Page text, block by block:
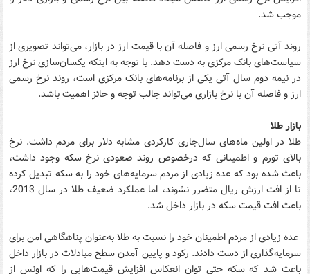
موجب شد.
روند آتی نرخ رسمی ارز و فاصله آن با قیمت ارز در بازار، می‌تواند تصویری از
سیاست‌های بانک مرکزی به دست دهد. با توجه به اینکه یکسان‌سازی نرخ ارز
در نیمه دوم سال آتی یکی از برنامه‌های بانک مرکزی است، روند نرخ رسمی
ارز و فاصله آن با نرخ بازاری می‌تواند جالب توجه و حائز اهمیت باشد.
بازار طلا
طلا در اولین ماه‌های سال‌جاری کارکردی مشابه دلار برای مردم داشت. نرخ
بالای تورم و اطمینانی که درخصوص روند صعودی نرخ سکه وجود داشت،
باعث شده بود که عده زیادی از مردم سرمایه‌های خود را به سکه تبدیل کرده
تا از افت ارزش ریال متضرر نشوند، اما عملکرد ضعیف طلا در سال 2013،
باعث افت قیمت سکه در بازار داخل شد.
عده زیادی از مردم اطمینان خود را نسبت به طلا به‌عنوان پناهگاهی امن برای
سرمایه‌گذاری از دست دادند. رکود و پایین آمدن سطح مبادلات در بازار داخل
باعث شد که سکه حتی توان انعکاس افزایش قیمت‌هایی را که اونس از